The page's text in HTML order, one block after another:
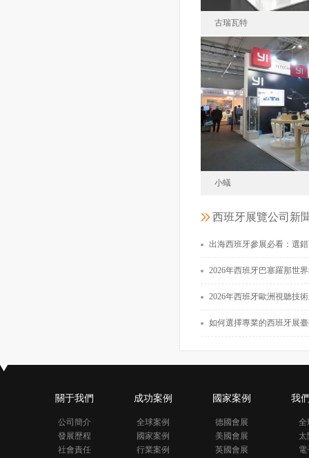
古瑞瓦特
深圳古瑞瓦特新
2023-
面積
小蟻
小蟻
面積30
西班牙展覽公司新
出海西班牙參展必看：選錯西班牙展覽設計搭建公司
2026年西班牙巴塞羅那世界移動通訊展覽會（MWC）
2026年西班牙歐洲視聽技術及系統集成展（ISE）專業展臺搭建
如何選擇專業的西班牙展臺搭建公司？如
關于我們
公司簡介
發展歷程
社會責任
成功案例
全球案例
國家案例
行業案例
國家案例
德國會展
美國會展
英國會展
我
全
太
電